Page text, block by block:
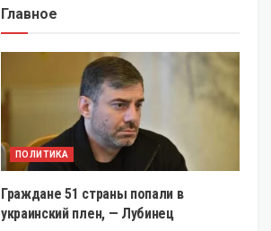
Главное
ПОЛИТИКА
Граждане 51 страны попали в
украинский плен, — Лубинец